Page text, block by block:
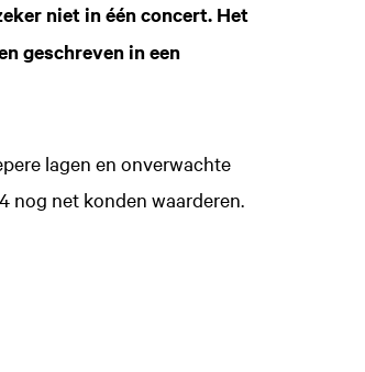
niet in één concert. Het
geschreven in een
lagen en onverwachte
nog net konden waarderen.